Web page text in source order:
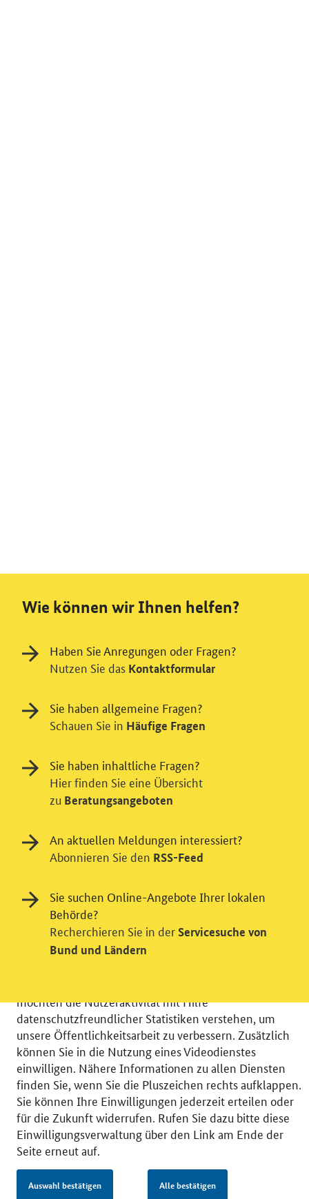
© 2026 Bundesministerium für Wirtschaft und Energie
RSS
Benutzerhinweise
Inhaltsverzeichnis
Impressum
Barrierefreiheit
Datenschutz
Einwilligungsverwaltung
Einwilligung in Tracking und / oder
Videodienst
möchten die Nutzeraktivität mit Hilfe
datenschutzfreundlicher Statistiken verstehen, um
unsere Öffentlichkeitsarbeit zu verbessern. Zusätzlich
können Sie in die Nutzung eines Videodienstes
einwilligen. Nähere Informationen zu allen Diensten
finden Sie, wenn Sie die Pluszeichen rechts aufklappen.
Sie können Ihre Einwilligungen jederzeit erteilen oder
für die Zukunft widerrufen. Rufen Sie dazu bitte diese
Einwilligungsverwaltung über den Link am Ende der
Seite erneut auf.
Auswahl bestätigen Alle bestätigen
Wie können wir Ihnen helfen?
Haben Sie Anregungen oder Fragen?
Nutzen Sie das Kontaktformular
Sie haben allgemeine Fragen?
Schauen Sie in Häufige Fragen
Sie haben inhaltliche Fragen?
Hier finden Sie eine Übersicht
zu Beratungsangeboten
An aktuellen Meldungen interessiert?
Abonnieren Sie den RSS-Feed
Sie suchen Online-Angebote Ihrer lokalen
Behörde?
Recherchieren Sie in der Servicesuche von
Bund und Ländern